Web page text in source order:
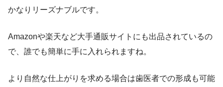
かなりリーズナブルです。
Amazonや楽天など大手通販サイトにも出品されているの
で、誰でも簡単に手に入れられますね。
より自然な仕上がりを求める場合は歯医者での形成も可能